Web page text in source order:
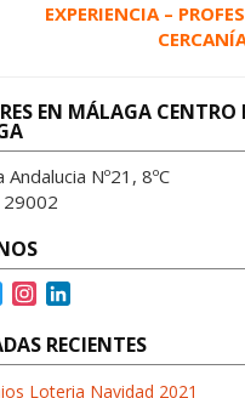
EXPERIENCIA –
EN MÁLAGA
Andalucia Nº21, 8ºC
29002
T
i
t
t
s
t
a
n
k
e
RECIENTES
Loteria Navidad 2021